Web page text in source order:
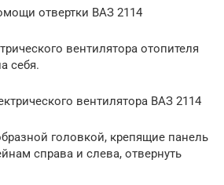
отвертки ВАЗ 2114
вентилятора отопителя
себя.
вентилятора ВАЗ 2114
головкой, крепящие панель
справа и слева, отвернуть